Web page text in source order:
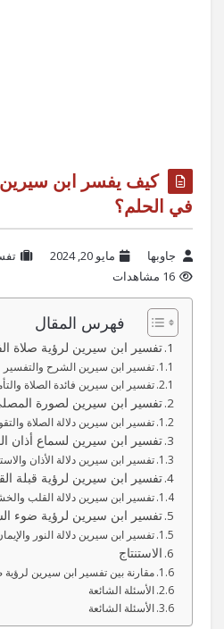
كيف يفسر ابن سيرين
في الحلم؟
جاوبها مايو 20, 2024
16 مشاهدات
فهرس المقال
تفسير ابن سيرين لرؤية صلاة
تفسير ابن سيرين الشرح والتفسير
تفسير ابن سيرين فائدة الصلاة
تفسير ابن سيرين لصورة
تفسير ابن سيرين دلالة الصلاة
تفسير ابن سيرين لسماع أذان
تفسير ابن سيرين دلالة الأذان
تفسير ابن سيرين لرؤية قبلة
تفسير ابن سيرين دلالة القلب
تفسير ابن سيرين لرؤية ضوء
تفسير ابن سيرين دلالة النور
الاستنتاج
مقارنة بين تفسير ابن سيرين
الأسئلة الشائعة
الأسئلة الشائعة